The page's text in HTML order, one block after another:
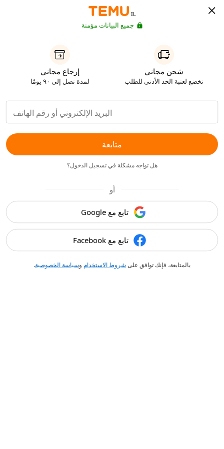
IL
جميع البيانات مؤمنة
شحن مجاني
تخضع لعتبة الحد الأدنى للطلب
إرجاع مجاني
لمدة تصل إلى ٩٠ يومًا
متابعة
هل تواجه مشكلة في تسجيل الدخول؟
أو
تابع مع Google
تابع مع Facebook
بالمتابعة، فإنك توافق على شروط الاستخدام وسياسة الخصوصية.